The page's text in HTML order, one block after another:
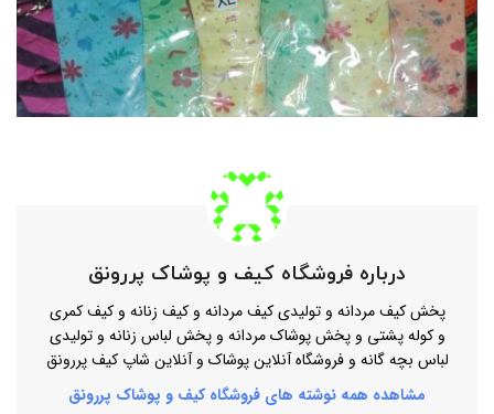
درباره فروشگاه کیف و پوشاک پررونق
پخش کیف مردانه و تولیدی کیف مردانه و کیف زنانه و کیف کمری
و کوله پشتی و پخش پوشاک مردانه و پخش لباس زنانه و تولیدی
لباس بچه گانه و فروشگاه آنلاین پوشاک و آنلاین شاپ کیف پررونق
مشاهده همه نوشته های فروشگاه کیف و پوشاک پررونق